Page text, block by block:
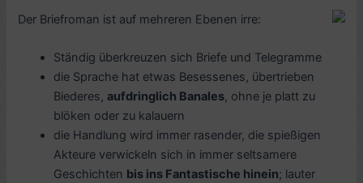
Der Briefroman ist auf mehreren Ebenen irre:
Ständig überkreuzen sich Briefe und Telegramme
die Sprache hat etwas Besessenes, übertrieben
Biederes,aufdringlich Banales, ohne je platt zu
blöken oder zu kalauern
die Handlung wird immer rasender, die spießigen
Akteure verwickeln sich in immer seltsamere
Geschichten bis ins Fantastische hinein; lauter